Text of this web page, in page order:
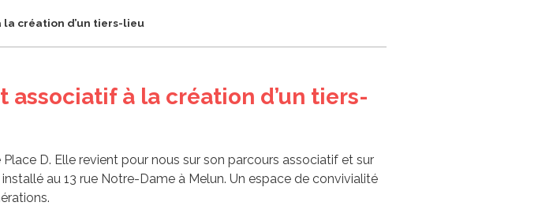
la création d’un tiers-lieu
associatif à la création d’un tiers-
D. Elle revient pour nous sur son parcours associatif et sur
au 13 rue Notre-Dame à Melun. Un espace de convivialité